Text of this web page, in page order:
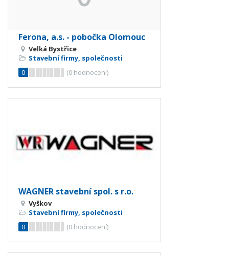
Ferona, a.s. - pobočka Olomouc
Velká Bystřice
Stavební firmy, společnosti
0
(0 hodnocení)
WAGNER stavební spol. s r.o.
Vyškov
Stavební firmy, společnosti
0
(0 hodnocení)